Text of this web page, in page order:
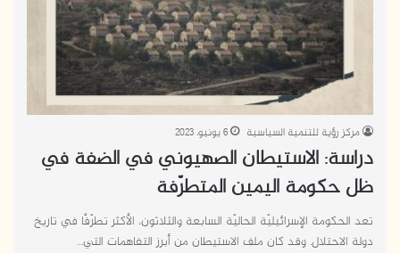
مركز رؤية للتنمية السياسية 6 يونيو، 2023
دراسة: الاستيطان الصهيوني في الضفة في
ظل حكومة اليمين المتطرّفة
تعد الحكومة الإسرائيليّة الحاليّة السابعة والثلاثون، الأكثر تطرّفًا في تاريخ
دولة الاحتلال. وقد كان ملف الاستيطان من أبرز التفاهمات التي…